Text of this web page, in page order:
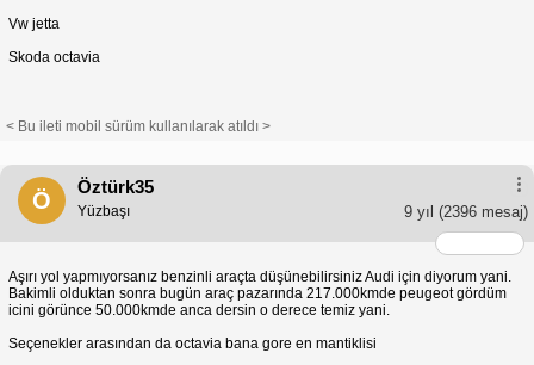
Vw jetta
Skoda octavia
< Bu ileti mobil sürüm kullanılarak atıldı >
Ö
Öztürk35
9 yıl (2396 mesaj)
Yüzbaşı
Aşırı yol yapmıyorsanız benzinli araçta düşünebilirsiniz Audi için diyorum yani.
Bakimli olduktan sonra bugün araç pazarında 217.000kmde peugeot gördüm
icini görünce 50.000kmde anca dersin o derece temiz yani.
Seçenekler arasından da octavia bana gore en mantiklisi